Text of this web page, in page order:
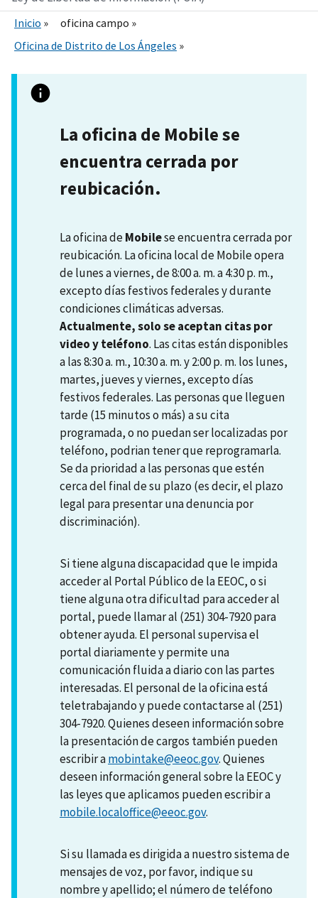
Inicio
oficina campo
Oficina de Distrito de Los Ángeles
La oficina de Mobile se
encuentra cerrada por
reubicación.
La oficina deMobilese encuentra cerrada por
reubicación. La oficina local de Mobile opera
de lunes a viernes, de 8:00 a. m. a 4:30 p. m.,
excepto días festivos federales y durante
condiciones climáticas adversas.
Actualmente, solo se aceptan citas por
video y teléfono. Las citas están disponibles
a las 8:30 a. m., 10:30 a. m. y 2:00 p. m. los lunes,
martes, jueves y viernes, excepto días
festivos federales. Las personas que lleguen
tarde (15 minutos o más) a su cita
programada, o no puedan ser localizadas por
teléfono, podrian tener que reprogramarla.
Se da prioridad a las personas que estén
cerca del final de su plazo (es decir, el plazo
legal para presentar una denuncia por
discriminación).
Si tiene alguna discapacidad que le impida
acceder al Portal Público de la EEOC, o si
tiene alguna otra dificultad para acceder al
portal, puede llamar al (251) 304-7920 para
obtener ayuda. El personal supervisa el
portal diariamente y permite una
comunicación fluida a diario con las partes
interesadas. El personal de la oficina está
teletrabajando y puede contactarse al (251)
304-7920. Quienes deseen información sobre
la presentación de cargos también pueden
escribir amobintake@eeoc.gov. Quienes
deseen información general sobre la EEOC y
las leyes que aplicamos pueden escribir a
mobile.localoffice@eeoc.gov.
Si su llamada es dirigida a nuestro sistema de
mensajes de voz, por favor, indique su
nombre y apellido; el número de teléfono